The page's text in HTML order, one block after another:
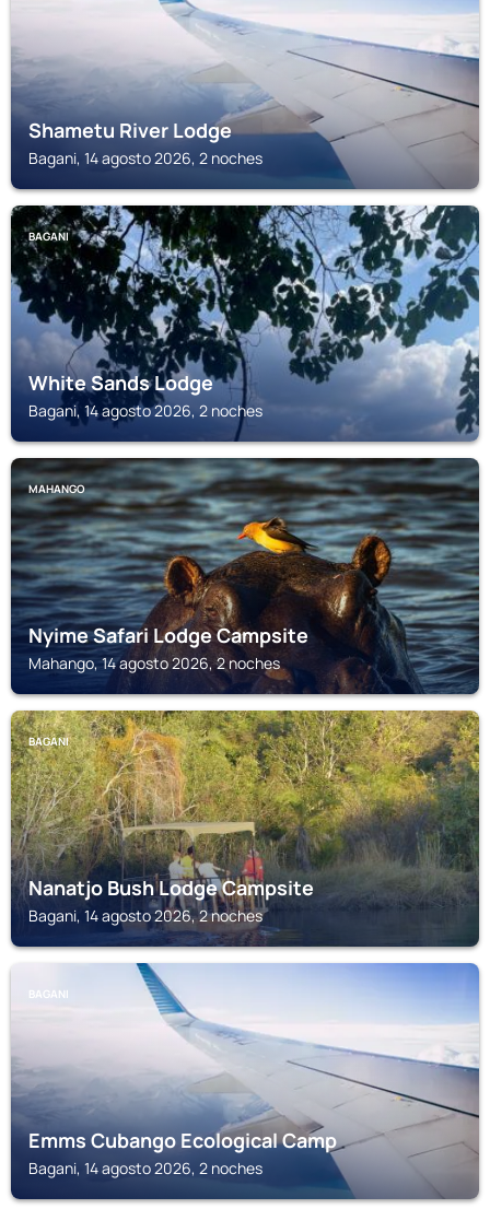
Shametu River Lodge
Bagani, 14 agosto 2026, 2 noches
BAGANI
White Sands Lodge
Bagani, 14 agosto 2026, 2 noches
MAHANGO
Nyime Safari Lodge Campsite
Mahango, 14 agosto 2026, 2 noches
BAGANI
Nanatjo Bush Lodge Campsite
Bagani, 14 agosto 2026, 2 noches
BAGANI
Emms Cubango Ecological Camp
Bagani, 14 agosto 2026, 2 noches